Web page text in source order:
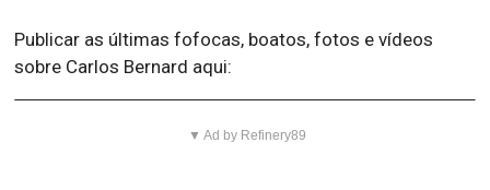
Publicar as últimas fofocas, boatos, fotos e vídeos
sobre Carlos Bernard aqui:
▼ Ad by Refinery89